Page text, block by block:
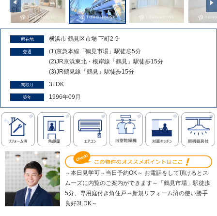
所在地 横浜市 鶴見区市場 下町2-9
交通
(1)京急本線「鶴見市場」駅徒歩5分
(2)JR京浜東北・根岸線「鶴見」駅徒歩15分
(3)JR鶴見線「鶴見」駅徒歩15分
間取り 3LDK
築年 1996年09月
～本日見学可～当日予約OK～ お電話をして頂けるとス
ムーズに内覧のご案内ができます～「鶴見市場」駅徒歩
5分、専用庭付き角住戸～新規リフォーム済の使い勝手
良好3LDK～